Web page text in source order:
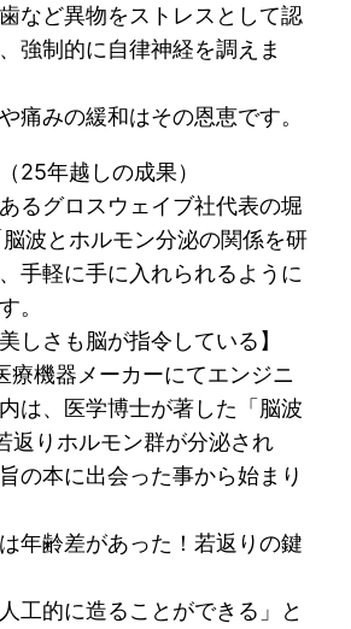
など異物をストレスとして認
強制的に自律神経を調えま
痛みの緩和はその恩恵です。
25年越しの成果）
るグロスウェイブ社代表の堀
波とホルモン分泌の関係を研
手軽に手に入れられるように
。
しさも脳が指令している】
療機器メーカーにてエンジニ
は、医学博士が著した「脳波
返りホルモン群が分泌され
の本に出会った事から始まり
年齢差があった！若返りの鍵
工的に造ることができる」と